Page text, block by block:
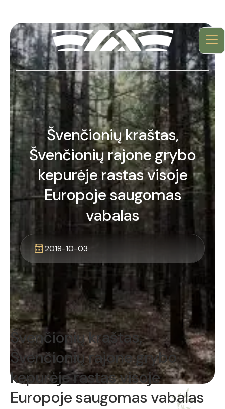
Švenčionių kraštas,
Švenčionių rajone grybo
kepurėje rastas visoje
Europoje saugomas
vabalas
2018-10-03
Švenčionių kraštas,
Švenčionių rajone grybo
kepurėje rastas visoje
Europoje saugomas vabalas